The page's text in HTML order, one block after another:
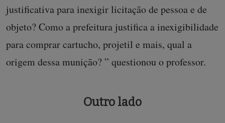
justificativa para inexigir licitação de pessoa e de
objeto? Como a prefeitura justifica a inexigibilidade
para comprar cartucho, projetil e mais, qual a
origem dessa munição? ” questionou o professor.
Outro lado